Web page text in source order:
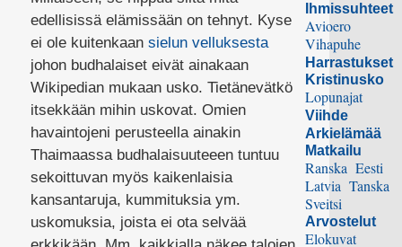
edellisissä elämissään on tehnyt. Kyse
ei ole kuitenkaan sielun velluksesta
johon budhalaiset eivät ainakaan
Wikipedian mukaan usko. Tietänevätkö
itsekkään mihin uskovat. Omien
havaintojeni perusteella ainakin
Thaimaassa budhalaisuuteeen tuntuu
sekoittuvan myös kaikenlaisia
kansantaruja, kummituksia ym.
uskomuksia, joista ei ota selvää
Ihmissuhteet
Avioero
Vihapuhe
Harrastukset
Kristinusko
Lopunajat
Viihde
Arkielämää
Matkailu
Ranska Eesti
Latvia Tanska
Sveitsi
Arvostelut
Elokuvat